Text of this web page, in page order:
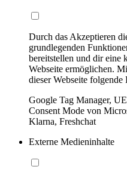
Durch das Akzeptieren
grundlegenden
bereitstellen und dir eine
Webseite ermöglichen.
dieser Webseite folgende
Google Tag Manager,
Consent Mode von
Klarna, Freshchat
Externe Medieninhalte